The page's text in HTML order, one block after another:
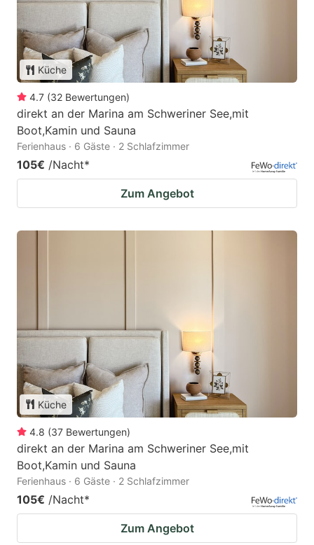
Küche
4.7 (32 Bewertungen)
direkt an der Marina am Schweriner See,mit
Boot,Kamin und Sauna
Ferienhaus · 6 Gäste · 2 Schlafzimmer
105€ /Nacht*
Zum Angebot
Küche
4.8 (37 Bewertungen)
direkt an der Marina am Schweriner See,mit
Boot,Kamin und Sauna
Ferienhaus · 6 Gäste · 2 Schlafzimmer
105€ /Nacht*
Zum Angebot